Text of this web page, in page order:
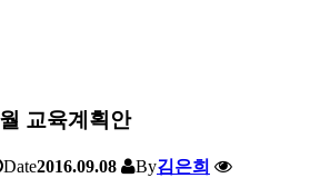
교육계획안
Date2016.09.08 By김은희